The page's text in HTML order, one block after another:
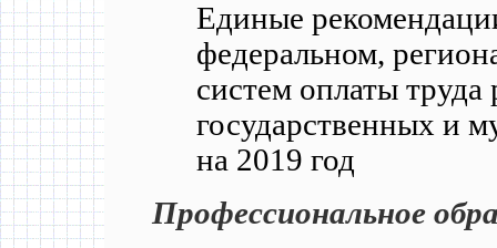
Единые
федеральном,
систем оплаты труда
государственных и
на 2019 год
Профессиональное